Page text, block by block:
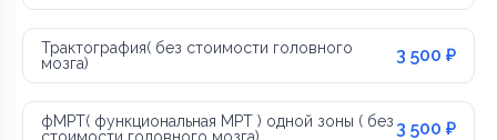
Трактография( без стоимости головного
мозга)
3 500 ₽
фМРТ( функциональная МРТ ) одной зоны ( без
стоимости головного мозга)
3 500 ₽